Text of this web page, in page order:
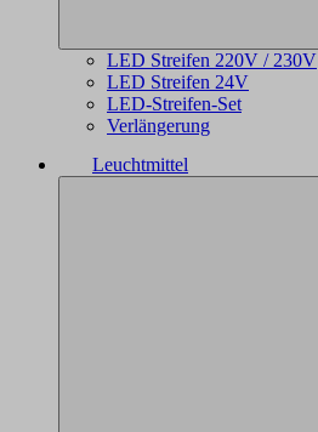
LED Streifen 220V / 230V
LED Streifen 24V
LED-Streifen-Set
Verlängerung
Leuchtmittel